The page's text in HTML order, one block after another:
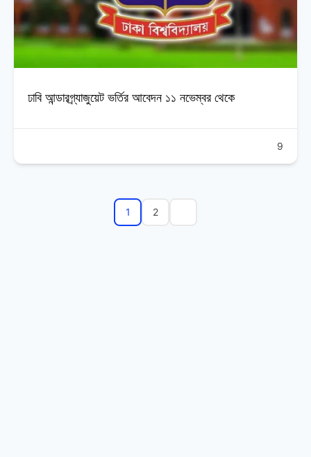
ঢাবি আন্ডারগ্র্যাজুয়েট ভর্তির আবেদন ১১ নভেম্বর থেকে
9
1 2